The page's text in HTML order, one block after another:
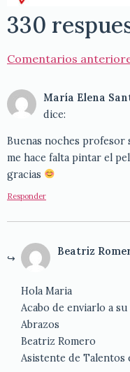
330
Comentarios
María Elena
dice:
Buenas noches profesor
me hace falta pintar el
gracias
Responder
Beatriz
Hola Maria
Acabo de enviarlo a
Abrazos
Beatriz Romero
Asistente de Talentos